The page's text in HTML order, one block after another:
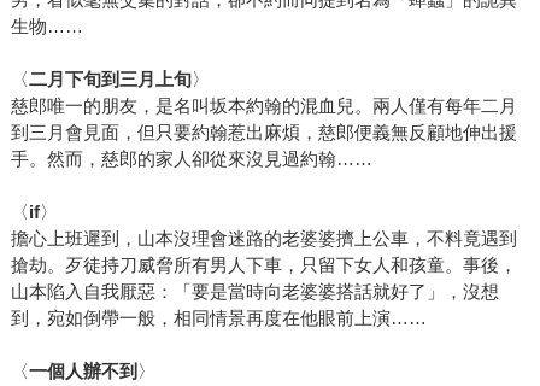
生物……
〈二月下旬到三月上旬〉
慈郎唯一的朋友，是名叫坂本約翰的混血兒。兩人僅有每年二月
到三月會見面，但只要約翰惹出麻煩，慈郎便義無反顧地伸出援
手。然而，慈郎的家人卻從來沒見過約翰……
〈if〉
擔心上班遲到，山本沒理會迷路的老婆婆擠上公車，不料竟遇到
搶劫。歹徒持刀威脅所有男人下車，只留下女人和孩童。事後，
山本陷入自我厭惡：「要是當時向老婆婆搭話就好了」，沒想
到，宛如倒帶一般，相同情景再度在他眼前上演……
〈一個人辦不到 〉